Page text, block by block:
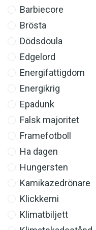
Barbiecore
Brösta
Dödsdoula
Edgelord
Energifattigdom
Energikrig
Epadunk
Falsk majoritet
Framefotboll
Ha dagen
Hungersten
Kamikazedrönare
Klickkemi
Klimatbiljett